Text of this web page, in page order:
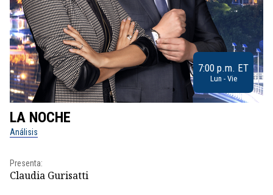
7:00 p.m. ET
Lun - Vie
LA NOCHE
Análisis
Presenta:
Claudia Gurisatti